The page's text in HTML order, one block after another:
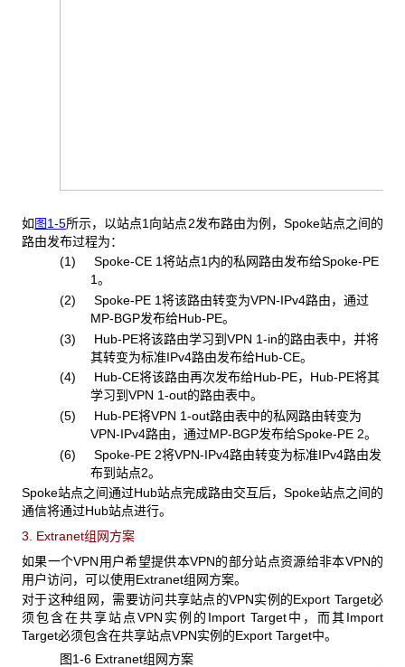
如图1-5所示，以站点1向站点2发布路由为例，Spoke站点之间的
路由发布过程为：
(1) Spoke-CE 1将站点1内的私网路由发布给Spoke-PE
1。
(2) Spoke-PE 1将该路由转变为VPN-IPv4路由，通过
MP-BGP发布给Hub-PE。
(3) Hub-PE将该路由学习到VPN 1-in的路由表中，并将
其转变为标准IPv4路由发布给Hub-CE。
(4) Hub-CE将该路由再次发布给Hub-PE，Hub-PE将其
学习到VPN 1-out的路由表中。
(5) Hub-PE将VPN 1-out路由表中的私网路由转变为
VPN-IPv4路由，通过MP-BGP发布给Spoke-PE 2。
(6) Spoke-PE 2将VPN-IPv4路由转变为标准IPv4路由发
布到站点2。
Spoke站点之间通过Hub站点完成路由交互后，Spoke站点之间的
通信将通过Hub站点进行。
3. Extranet组网方案
如果一个VPN用户希望提供本VPN的部分站点资源给非本VPN的
用户访问，可以使用Extranet组网方案。
对于这种组网，需要访问共享站点的VPN实例的Export Target必
须包含在共享站点VPN实例的Import Target中，而其Import
Target必须包含在共享站点VPN实例的Export Target中。
图1-6 Extranet组网方案